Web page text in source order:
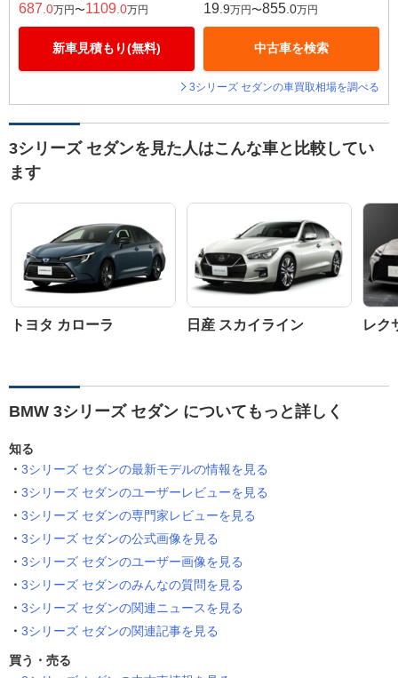
687 .0万円〜1109 .0万円
新車見積もり(無料)
19 .9万円〜855 .0万円
中古車を検索
3シリーズ セダンの車買取相場を調べる
3シリーズ セダンを見た人はこんな車と比較してい
ます
トヨタ カローラ 日産 スカイライン レク
BMW 3シリーズ セダン についてもっと詳しく
知る
3シリーズ セダンの最新モデルの情報を見る
3シリーズ セダンのユーザーレビューを見る
3シリーズ セダンの専門家レビューを見る
3シリーズ セダンの公式画像を見る
3シリーズ セダンのユーザー画像を見る
3シリーズ セダンのみんなの質問を見る
3シリーズ セダンの関連ニュースを見る
3シリーズ セダンの関連記事を見る
買う・売る